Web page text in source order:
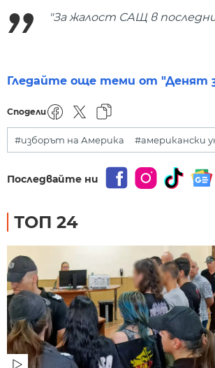
"За жалост САЩ в
Гледайте още теми от "Денят
Сподели
#изборът на Америка #американски
Последвайте ни
ТОП 24